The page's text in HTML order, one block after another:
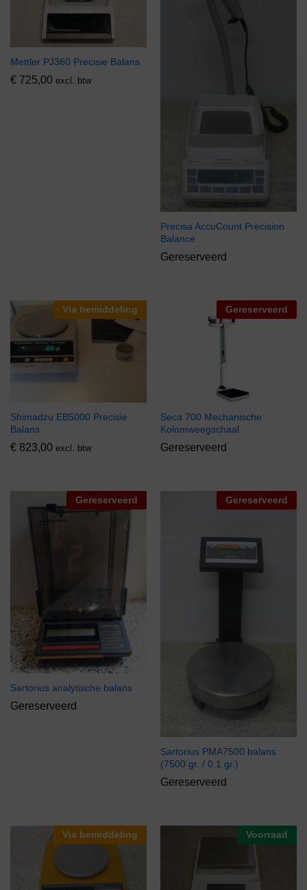
Mettler PJ360 Precisie Balans
€ 725,00 excl. btw
Precisa AccuCount Precision
Balance
Gereserveerd
Via bemiddeling
Shimadzu EB5000 Precisie
Balans
€ 823,00 excl. btw
Gereserveerd
Seca 700 Mechanische
Kolomweegschaal
Gereserveerd
Gereserveerd
Sartorius analytische balans
Gereserveerd
Gereserveerd
Sartorius PMA7500 balans
(7500 gr. / 0.1 gr.)
Gereserveerd
Via bemiddeling Voorraad